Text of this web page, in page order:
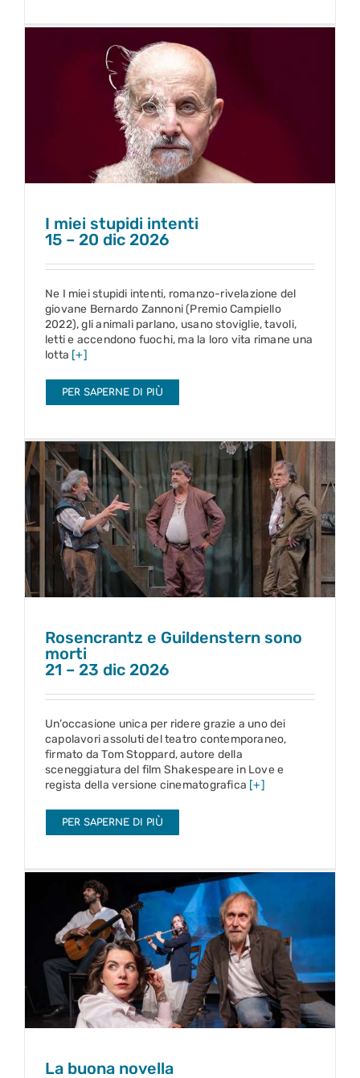
I miei stupidi intenti
15 – 20 dic 2026
I miei stupidi intenti
15 – 20 dic 2026
Ne I miei stupidi intenti, romanzo-rivelazione del
giovane Bernardo Zannoni (Premio Campiello
2022), gli animali parlano, usano stoviglie, tavoli,
letti e accendono fuochi, ma la loro vita rimane una
lotta [+]
PER SAPERNE DI PIÙ
Rosencrantz e Guildenstern sono morti
21 – 23 dic 2026
Rosencrantz e Guildenstern sono
morti
21 – 23 dic 2026
Un’occasione unica per ridere grazie a uno dei
capolavori assoluti del teatro contemporaneo,
firmato da Tom Stoppard, autore della
sceneggiatura del film Shakespeare in Love e
regista della versione cinematografica [+]
PER SAPERNE DI PIÙ
La buona novella
15 – 20 dic 2026
La buona novella